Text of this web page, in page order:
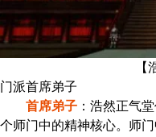
【
门派首席弟子
首席弟子 ：浩然正气
个师门中的精神核心。师